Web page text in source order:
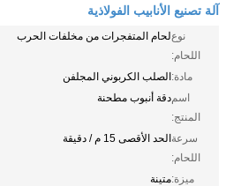
آلة تصنيع الأنابيب الفولاذية
نوع
اللحام:
لحام المتفجرات من مخلفات الحرب
مادة:الصلب الكربوني المجلفن
اسم
المنتج:
دقة أنبوب مطحنة
سرعة
اللحام:
الحد الأقصى 15 م / دقيقة
ميزة:متينة